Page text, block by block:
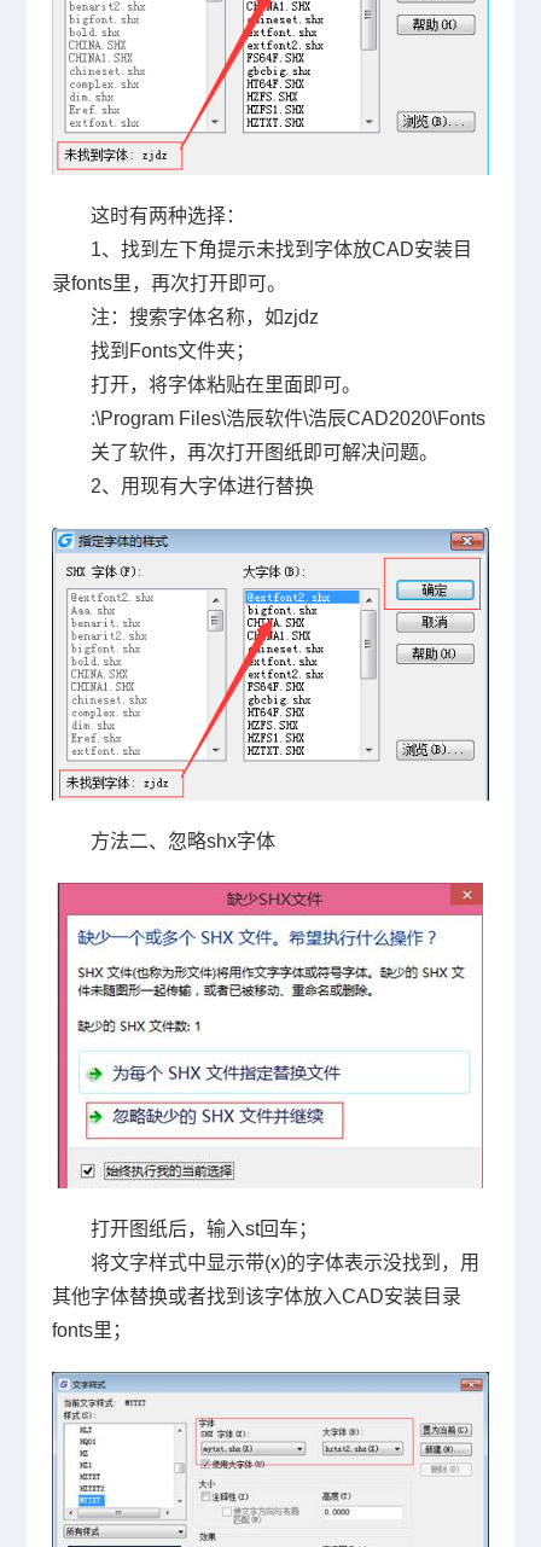
这时有两种选择：
1、找到左下角提示未找到字体放CAD安装目
录fonts里，再次打开即可。
注：搜索字体名称，如zjdz
找到 Fonts文件夹；
打开，将字体粘贴在里面即可。
:\Program Files\浩辰软件\浩辰CAD2020\Fonts
关了软件，再次打开图纸即可解决问题。
2、用现有大字体进行替换
方法二、忽略shx字体
打开图纸后，输入st回车；
将文字样式中显示带(x)的字体表示没找到，用
其他字体替换或者找到该字体放入CAD安装目录
fonts里；